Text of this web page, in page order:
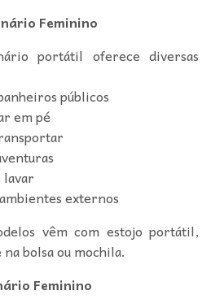
Feminino
portátil oferece diversas
públicos
em pé
externos
vêm com estojo portátil,
bolsa ou mochila.
Feminino